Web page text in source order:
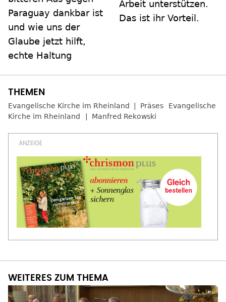
Paraguay dankbar ist
und wie uns der
Glaube jetzt hilft,
echte Haltung
Arbeit unterstützen.
Das ist ihr Vorteil.
Evangelische Kirche im Rheinland Präses
Evangelische
Kirche im Rheinland
Manfred Rekowski
WEITERES ZUM THEMA